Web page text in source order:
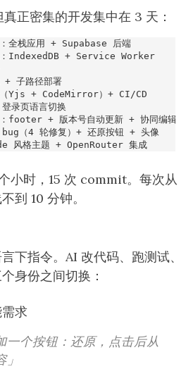
正密集的开发集中在 3 天：
小时，15 次 commit。每次从
到 10 分钟。
下指令。AI 改代码、跑测试、
身份之间切换：
需求
一个按钮：还原，点击后从